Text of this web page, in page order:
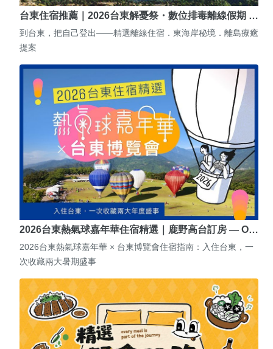
台東住宿推薦｜2026台東解憂祭・數位排毒離線假期 …
到台東，把自己登出——精選離線住宿．東海岸秘境．離島療癒
提案
2026台東熱氣球嘉年華住宿精選｜鹿野高台訂房 — O…
2026台東熱氣球嘉年華 × 台東博覽會住宿指南：入住台東，一
次收藏兩大暑期盛事